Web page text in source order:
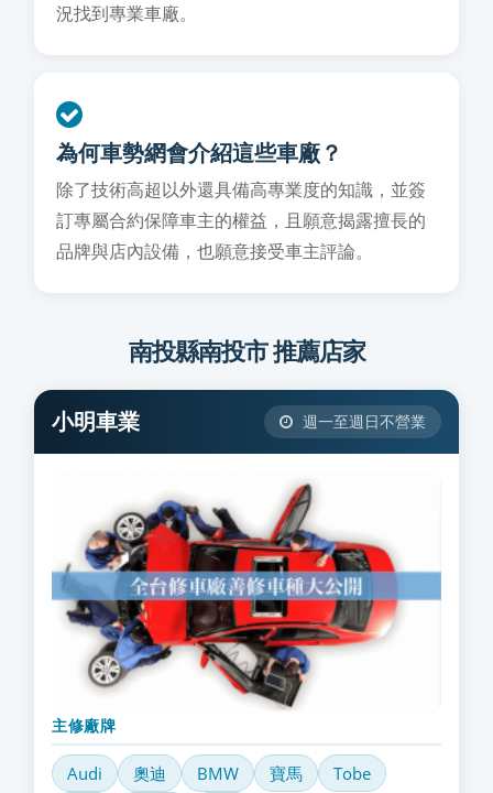
況找到專業車廠。
為何車勢網會介紹這些車廠？
除了技術高超以外還具備高專業度的知識，並簽
訂專屬合約保障車主的權益，且願意揭露擅長的
品牌與店內設備，也願意接受車主評論。
南投縣南投市 推薦店家
小明車業 週一至週日不營業
主修廠牌
Audi 奧迪 BMW 寶馬
Tobe